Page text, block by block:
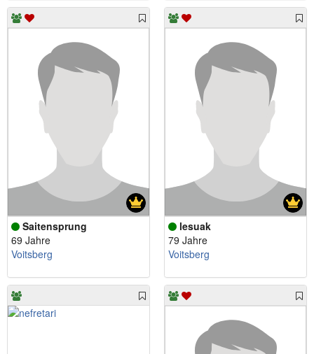
Saitensprung
69 Jahre
Voitsberg
lesuak
79 Jahre
Voitsberg